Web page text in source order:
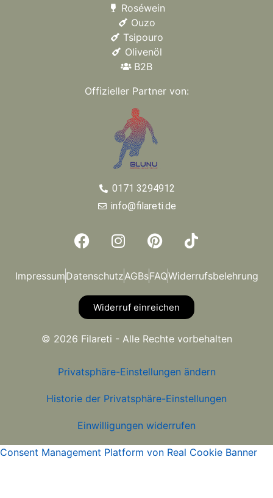
Roséwein
Ouzo
Tsipouro
Olivenöl
B2B
Offizieller Partner von:
0171 3294912
info@filareti.de
ImpressumDatenschutzAGBsFAQWiderrufsbelehrung
Widerruf einreichen
© 2026 Filareti - Alle Rechte vorbehalten
Privatsphäre-Einstellungen ändern
Historie der Privatsphäre-Einstellungen
Einwilligungen widerrufen
Consent Management Platform von Real Cookie Banner